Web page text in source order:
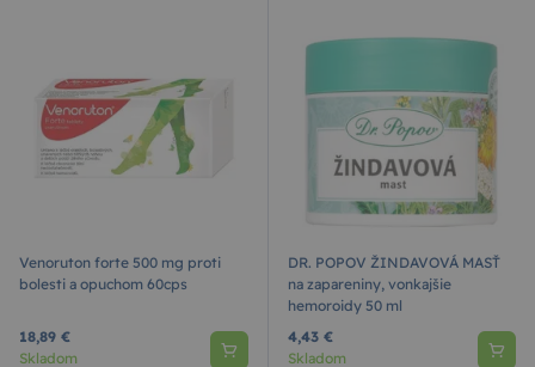
Venoruton forte 500 mg proti
bolesti a opuchom 60cps
18,89 €
Skladom
DR. POPOV ŽINDAVOVÁ MASŤ
na zapareniny, vonkajšie
hemoroidy 50 ml
4,43 €
Skladom